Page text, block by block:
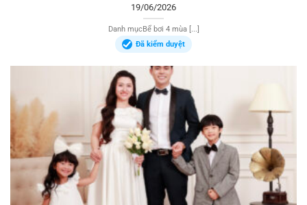
19/06/2026
Danh mụcBể bơi 4 mùa [...]
Đã kiểm duyệt